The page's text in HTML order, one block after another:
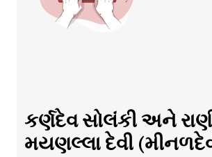
કર્ણદેવ સોલંકી અને
મયણલ્લા દેવી